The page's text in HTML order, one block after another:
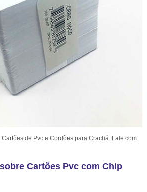
de Pvc e Cordões para Crachá. Fale com
Cartões Pvc com Chip